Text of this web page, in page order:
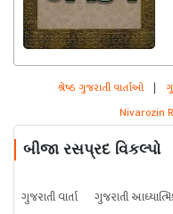
શ્રેષ્ઠ ગુજરાતી વાર્તાઓ |
Nivarozin
બીજા રસપ્રદ વિકલ્પો
ગુજરાતી વાર્તા ગુજરાતી